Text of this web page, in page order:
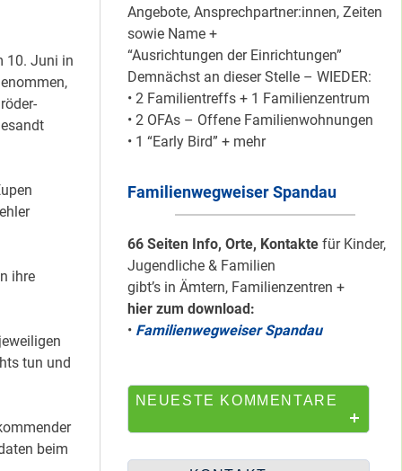
10. Juni in
ihre
tun und
beim
Angebote, Ansprechpartner:innen, Zeiten
sowie Name +
“Ausrichtungen der Einrichtungen”
Demnächst an dieser Stelle – WIEDER:
• 2 Familientreffs + 1 Familienzentrum
• 2 OFAs – Offene Familienwohnungen
• 1 “Early Bird” + mehr
Familienwegweiser Spandau
66 Seiten Info, Orte, Kontakte für Kinder,
Jugendliche & Familien
gibt’s in Ämtern, Familienzentren +
hier zum download:
• Familienwegweiser Spandau
NEUESTE KOMMENTARE
Mit dem
“Redemobil” im
Kiez unterwegs …
Lokale Register-
Anlaufstelle in
Staaken
Silber für
Bildungsnetz
HipHop-Video: Das
ist Mein Viertel!